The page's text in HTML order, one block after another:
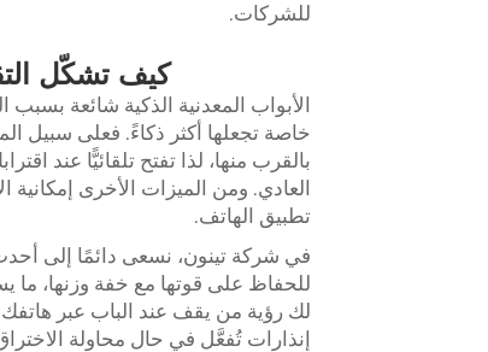
للشركات.
كيف تشكّل
الأبواب المعدنية الذكية شائعة
خاصة تجعلها أكثر ذكاءً. فعلى
بالقرب منها، لذا تفتح تلقائيًّا عند
العادي. ومن الميزات الأخرى
تطبيق الهاتف.
في شركة تينون، نسعى دائمًا إلى أحدث
للحفاظ على قوتها مع خفة وزنها، ما
لك رؤية من يقف عند الباب عبر
إنذارات تُفعَّل في حال محاولة